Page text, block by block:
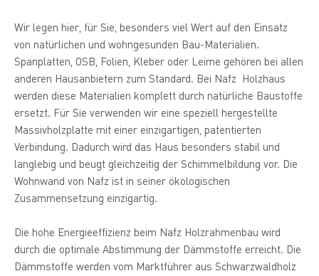
Wir legen hier, für Sie, besonders viel Wert auf den Einsatz
von natürlichen und wohngesunden Bau-Materialien.
Spanplatten, OSB, Folien, Kleber oder Leime gehören bei allen
anderen Hausanbietern zum Standard. Bei Nafz Holzhaus
werden diese Materialien komplett durch natürliche Baustoffe
ersetzt. Für Sie verwenden wir eine speziell hergestellte
Massivholzplatte mit einer einzigartigen, patentierten
Verbindung. Dadurch wird das Haus besonders stabil und
langlebig und beugt gleichzeitig der Schimmelbildung vor. Die
Wohnwand von Nafz ist in seiner ökologischen
Zusammensetzung einzigartig.
Die hohe Energieeffizienz beim Nafz Holzrahmenbau wird
durch die optimale Abstimmung der Dämmstoffe erreicht. Die
Dämmstoffe werden vom Marktführer aus Schwarzwaldholz